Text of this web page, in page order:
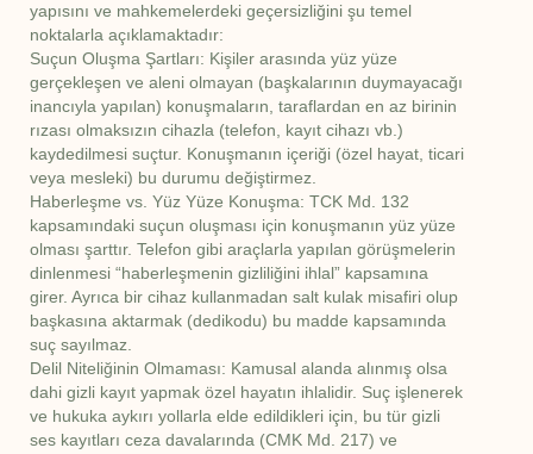
yapısını ve mahkemelerdeki geçersizliğini şu temel
noktalarla açıklamaktadır:
Suçun Oluşma Şartları: Kişiler arasında yüz yüze
gerçekleşen ve aleni olmayan (başkalarının duymayacağı
inancıyla yapılan) konuşmaların, taraflardan en az birinin
rızası olmaksızın cihazla (telefon, kayıt cihazı vb.)
kaydedilmesi suçtur. Konuşmanın içeriği (özel hayat, ticari
veya mesleki) bu durumu değiştirmez.
Haberleşme vs. Yüz Yüze Konuşma: TCK Md. 132
kapsamındaki suçun oluşması için konuşmanın yüz yüze
olması şarttır. Telefon gibi araçlarla yapılan görüşmelerin
dinlenmesi “haberleşmenin gizliliğini ihlal” kapsamına
girer. Ayrıca bir cihaz kullanmadan salt kulak misafiri olup
başkasına aktarmak (dedikodu) bu madde kapsamında
suç sayılmaz.
Delil Niteliğinin Olmaması: Kamusal alanda alınmış olsa
dahi gizli kayıt yapmak özel hayatın ihlalidir. Suç işlenerek
ve hukuka aykırı yollarla elde edildikleri için, bu tür gizli
ses kayıtları ceza davalarında (CMK Md. 217) ve